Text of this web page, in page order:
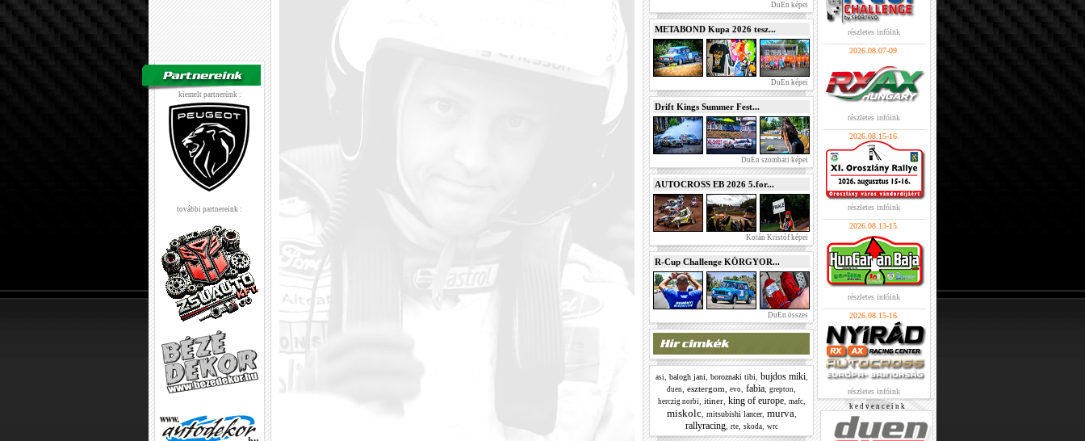
kiemelt partnerünk :
további partnereink :
DuEn képei
METABOND Kupa 2026 tesz...
DuEn képei
Drift Kings Summer Fest...
DuEn szombati képei
AUTOCROSS EB 2026 5.for...
Kotán Kristóf képei
R-Cup Challenge KÖRGYOR...
DuEn összes
asi balogh jani boroznaki tibi bujdos miki,
duen esztergom evo fabia grepton
herczig norbi itiner, king of europe, mafc,
miskolc, mitsubishi lancer, murva
rallyracing, rte, skoda, wrc
részletes infóink
2026.08.07-09.
részletes infóink
2026.08.15-16.
részletes infóink
2026.08.13-15.
részletes infóink
2026.08.15-16.
részletes infóink
k e d v e n c e i n k